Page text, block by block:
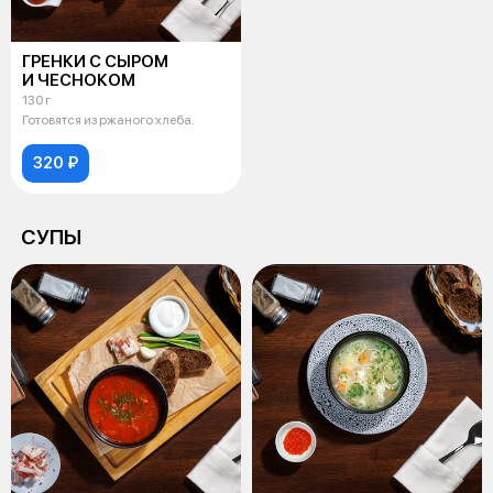
ГРЕНКИ С СЫРОМ
И ЧЕСНОКОМ
130 г
Готовятся из ржаного хлеба.
320 ₽
СУПЫ